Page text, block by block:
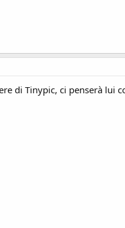
di Tinypic, ci penserà